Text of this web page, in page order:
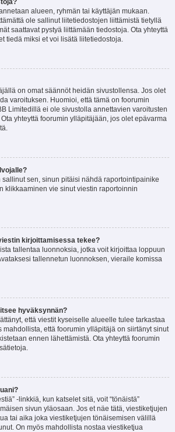
alueen, ryhmän tai käyttäjän mukaan.
ole sallinut liitetiedostojen liittämistä tietyllä
saattavat pystyä liittämään tiedostoja. Ota yhteyttä
tiedä miksi et voi lisätä liitetiedostoja.
on omat säännöt heidän sivustollensa. Jos olet
varoituksen. Huomioi, että tämä on foorumin
Limitedillä ei ole sivustolla annettavien varoitusten
yhteyttä foorumin ylläpitäjään, jos olet epävarma
sen, sinun pitäisi nähdä raportointipainike
klikkaaminen vie sinut viestin raportoinnin
kirjoittamisessa tekee?
tallentaa luonnoksia, jotka voit kirjoittaa loppuun
tallennetun luonnoksen, vieraile komissa
hyväksynnän?
että viestit kyseiselle alueelle tulee tarkastaa
mahdollista, että foorumin ylläpitäjä on siirtänyt sinut
ennen lähettämistä. Ota yhteyttä foorumin
-linkkiä, kun katselet sitä, voit “tönäistä”
sivun yläosaan. Jos et näe tätä, viestiketjujen
tai aika joka viestiketjujen tönäisemisen välillä
On myös mahdollista nostaa viestiketjua